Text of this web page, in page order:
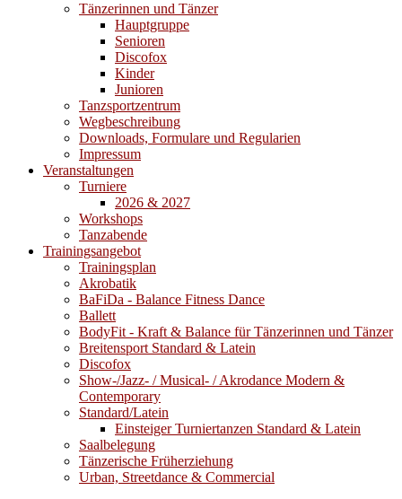
Tänzerinnen und Tänzer
Hauptgruppe
Senioren
Discofox
Kinder
Junioren
Tanzsportzentrum
Wegbeschreibung
Downloads, Formulare und Regularien
Impressum
Veranstaltungen
Turniere
2026 & 2027
Workshops
Tanzabende
Trainingsangebot
Trainingsplan
Akrobatik
BaFiDa - Balance Fitness Dance
Ballett
BodyFit - Kraft & Balance für Tänzerinnen und Tänzer
Breitensport Standard & Latein
Discofox
Show-/Jazz- / Musical- / Akrodance Modern &
Contemporary
Standard/Latein
Einsteiger Turniertanzen Standard & Latein
Saalbelegung
Tänzerische Früherziehung
Urban, Streetdance & Commercial